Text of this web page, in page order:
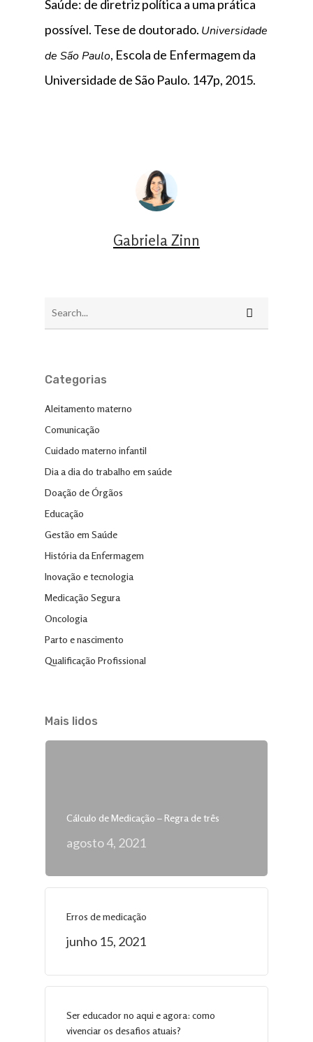
Saúde: de diretriz política a uma prática
possível. Tese de doutorado. Universidade
de São Paulo, Escola de Enfermagem da
Universidade de São Paulo. 147p, 2015.
Gabriela Zinn
Categorias
Aleitamento materno
Comunicação
Cuidado materno infantil
Dia a dia do trabalho em saúde
Doação de Órgãos
Educação
Gestão em Saúde
História da Enfermagem
Inovação e tecnologia
Medicação Segura
Oncologia
Parto e nascimento
Qualificação Profissional
Mais lidos
Cálculo de Medicação – Regra de três
agosto 4, 2021
Erros de medicação
junho 15, 2021
Ser educador no aqui e agora: como
vivenciar os desafios atuais?